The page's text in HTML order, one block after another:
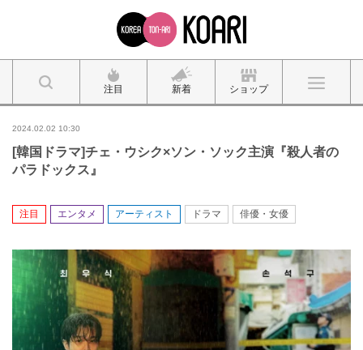
注目 新着 ショップ
2024.02.02 10:30
[韓国ドラマ]チェ・ウシク×ソン・ソック主演『殺人者の
パラドックス』
注目 エンタメ アーティスト ドラマ 俳優・女優